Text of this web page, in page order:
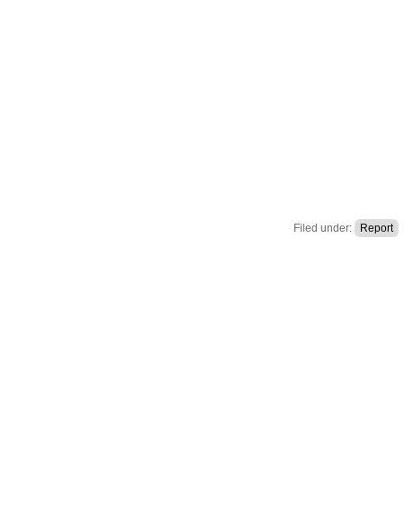
Filed under: Report